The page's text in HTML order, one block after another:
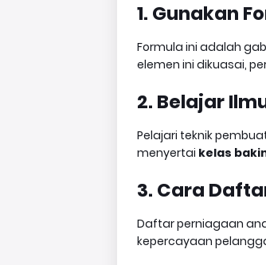
1. Gunakan
Formula ini adalah
elemen ini dikuasai,
2. Belajar
Pelajari teknik
menyertai kelas
3. Cara
Daftar perniagaan
kepercayaan